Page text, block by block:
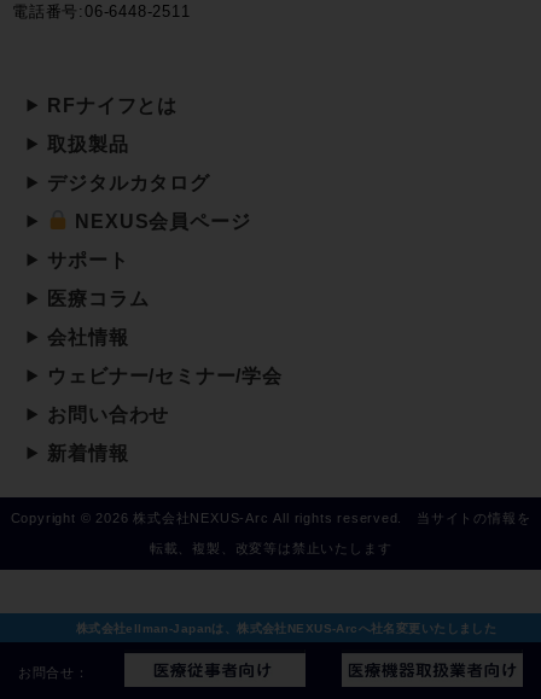
電話番号:06-6448-2511
RFナイフとは
取扱製品
デジタルカタログ
NEXUS会員ページ
サポート
医療コラム
会社情報
ウェビナー/セミナー/学会
お問い合わせ
新着情報
Copyright © 2026 株式会社NEXUS-Arc All rights reserved. 当サイトの情報を
転載、複製、改変等は禁止いたします
株式会社ellman-Japanは、株式会社NEXUS-Arcへ社名変更いたしました
お問合せ：